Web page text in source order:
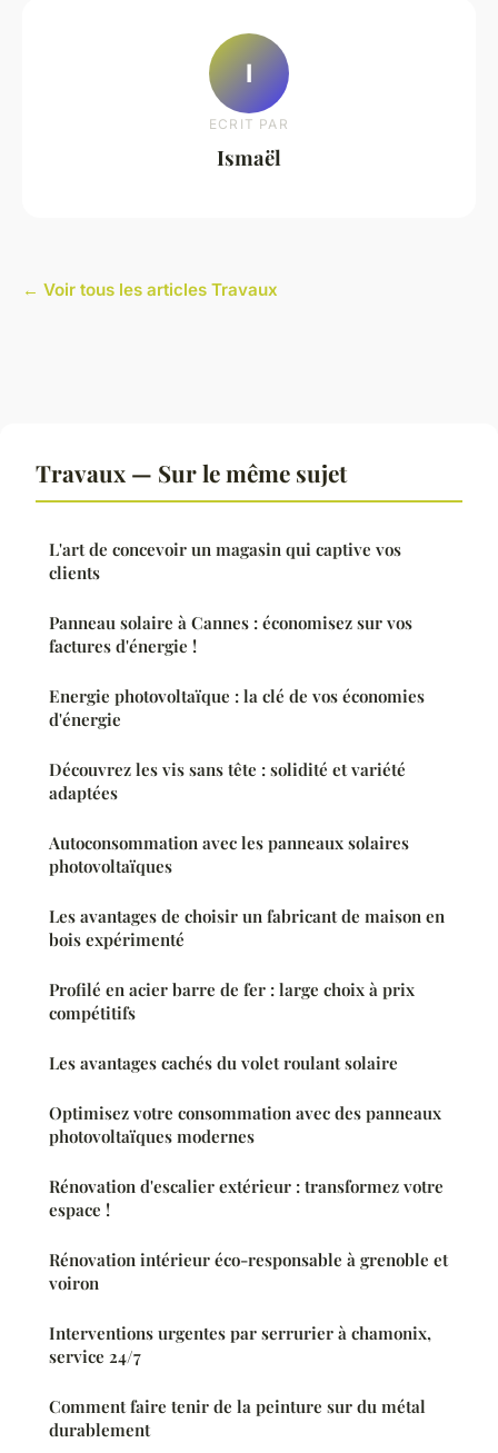
I
ECRIT PAR
Ismaël
← Voir tous les articles Travaux
Travaux — Sur le même sujet
L'art de concevoir un magasin qui captive vos
clients
Panneau solaire à Cannes : économisez sur vos
factures d'énergie !
Energie photovoltaïque : la clé de vos économies
d'énergie
Découvrez les vis sans tête : solidité et variété
adaptées
Autoconsommation avec les panneaux solaires
photovoltaïques
Les avantages de choisir un fabricant de maison en
bois expérimenté
Profilé en acier barre de fer : large choix à prix
compétitifs
Les avantages cachés du volet roulant solaire
Optimisez votre consommation avec des panneaux
photovoltaïques modernes
Rénovation d'escalier extérieur : transformez votre
espace !
Rénovation intérieur éco-responsable à grenoble et
voiron
Interventions urgentes par serrurier à chamonix,
service 24/7
Comment faire tenir de la peinture sur du métal
durablement